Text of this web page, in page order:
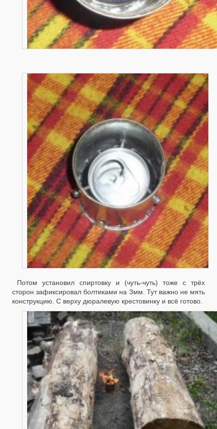
Потом установил спиртовку и (чуть-чуть) тоже с трёх
сторон зафиксировал болтиками на 3мм. Тут важно не мять
конструкцию. С верху дюралевую крестовинку и всё готово.